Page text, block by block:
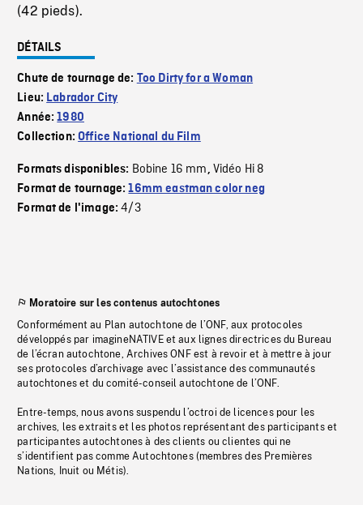
(42 pieds).
DÉTAILS
Chute de tournage de: Too Dirty for a Woman
Lieu: Labrador City
Année:1980
Collection:Office National du Film
Formats disponibles: Bobine 16 mm, Vidéo Hi 8
Format de tournage:16mm eastman color neg
Format de l'image:4/3
Moratoire sur les contenus autochtones
Conformément au Plan autochtone de l’ONF, aux protocoles
développés par imagineNATIVE et aux lignes directrices du Bureau
de l’écran autochtone, Archives ONF est à revoir et à mettre à jour
ses protocoles d’archivage avec l’assistance des communautés
autochtones et du comité-conseil autochtone de l’ONF.
Entre-temps, nous avons suspendu l’octroi de licences pour les
archives, les extraits et les photos représentant des participants et
participantes autochtones à des clients ou clientes qui ne
s’identifient pas comme Autochtones (membres des Premières
Nations, Inuit ou Métis).